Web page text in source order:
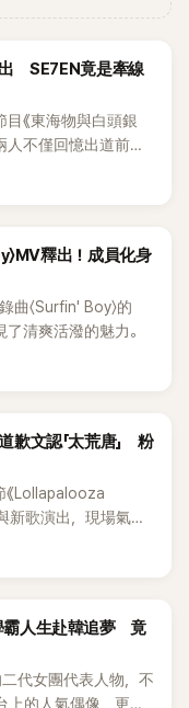
SE7EN竟是牽線
《東海物與白頭銀
人不僅回憶出道前的
緋聞，讓東海忍不
MV釋出！成員化身
曲〈Surfin' Boy〉的
清爽活潑的魅力。
文認「太荒唐」 粉
Lollapalooza
新歌演出，現場氣氛
承，自己因為太緊
霸人生赴韓追夢 竟
代女團代表人物，不
的人氣偶像，更是